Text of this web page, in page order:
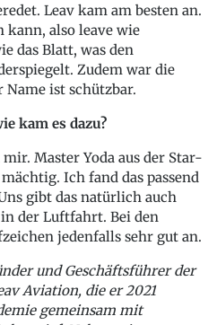
Leav kam am besten an.
kann, also leave wie
das Blatt, was den
Zudem war die
ist schützbar.
kam es dazu?
Master Yoda aus der Star-
Ich fand das passend
gibt das natürlich auch
der Luftfahrt. Bei den
jedenfalls sehr gut an.
und Geschäftsführer der
Aviation, die er 2021
gemeinsam mit